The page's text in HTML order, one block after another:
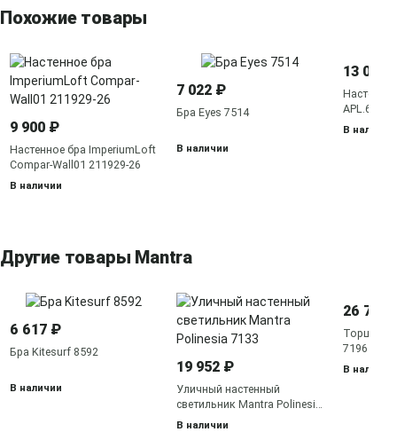
Похожие товары
9 900 ₽
Настенное бра ImperiumLoft
Compar-Wall01 211929-26
В наличии
7 022 ₽
Бра Eyes 7514
В наличии
13 050
В наличии
Другие товары Mantra
6 617 ₽
Бра Kitesurf 8592
В наличии
19 952 ₽
Уличный настенный
светильник Mantra Polinesia
7133
В наличии
26 760
Торшер
7196
В наличии